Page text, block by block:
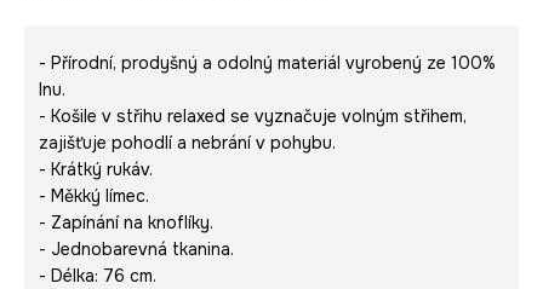
- Přírodní, prodyšný a odolný materiál vyrobený ze 100%
lnu.
- Košile v střihu relaxed se vyznačuje volným střihem,
zajišťuje pohodlí a nebrání v pohybu.
- Krátký rukáv.
- Měkký límec.
- Zapínání na knoflíky.
- Jednobarevná tkanina.
- Délka: 76 cm.